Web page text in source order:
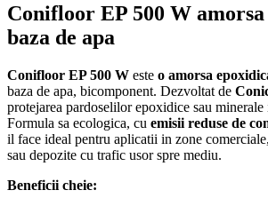
Conifloor EP 500 W
baza de apa
Conifloor EP 500 W este o amorsa
baza de apa, bicomponent. Dezvoltat de
protejarea pardoselilor epoxidice sau
Formula sa ecologica, cu emisii reduse de
il face ideal pentru aplicatii in zone
sau depozite cu trafic usor spre mediu.
Beneficii cheie: